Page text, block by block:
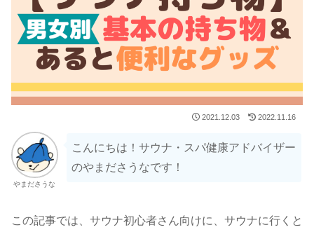
2021.12.03 2022.11.16
やまださうな
こんにちは！サウナ・スパ健康アドバイザー
のやまださうなです！
この記事では、サウナ初心者さん向けに、サウナに行くと